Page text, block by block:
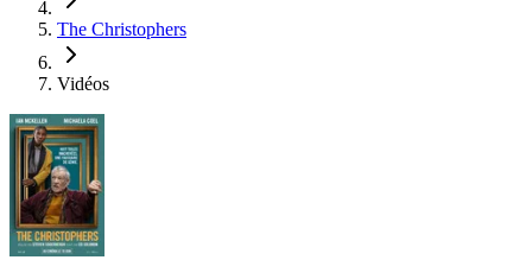
The Christophers
Vidéos